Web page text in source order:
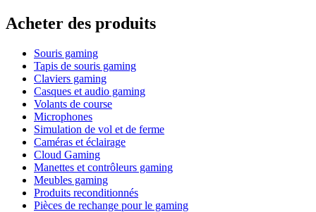
Acheter des produits
Souris gaming
Tapis de souris gaming
Claviers gaming
Casques et audio gaming
Volants de course
Microphones
Simulation de vol et de ferme
Caméras et éclairage
Cloud Gaming
Manettes et contrôleurs gaming
Meubles gaming
Produits reconditionnés
Pièces de rechange pour le gaming